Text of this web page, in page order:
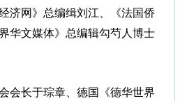
济网》总编缉刘江、《法国侨
华文媒体》总编辑勾芍人博士
会长于琮章、德国《德华世界